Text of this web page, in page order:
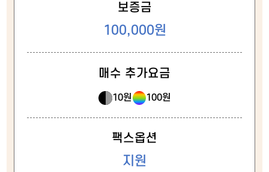
보증금
100,000원
매수 추가요금
10원 100원
팩스옵션
지원